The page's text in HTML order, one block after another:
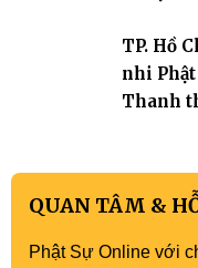
TP. Hồ
nhi
Thanh
QUAN TÂM &
Phật Sự Online với